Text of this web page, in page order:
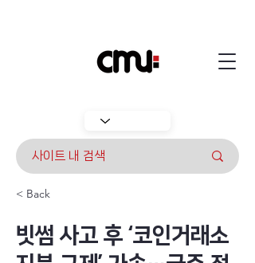
< Back
빗썸 사고 후 ‘코인거래소